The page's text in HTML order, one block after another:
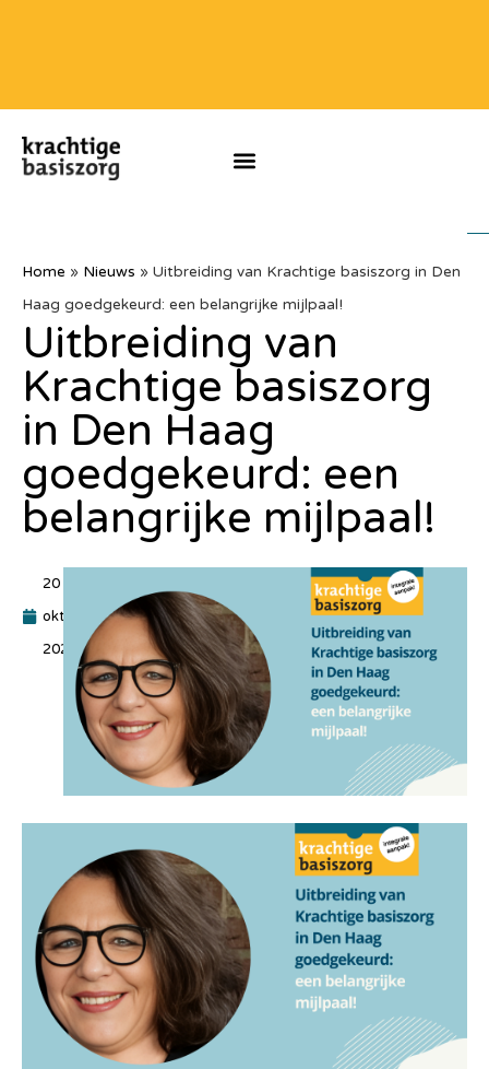
Home » Nieuws » Uitbreiding van Krachtige basiszorg in Den
Haag goedgekeurd: een belangrijke mijlpaal!
Uitbreiding van
Krachtige basiszorg
in Den Haag
goedgekeurd: een
belangrijke mijlpaal!
20
oktober
2024